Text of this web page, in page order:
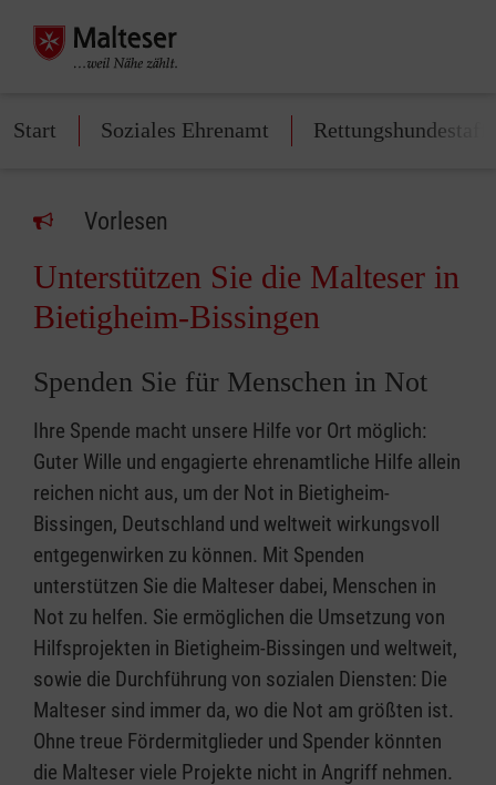
Start Soziales Ehrenamt
Vorlesen
Unterstützen Sie die Malteser in
Bietigheim-Bissingen
Spenden Sie für Menschen in Not
Ihre Spende macht unsere Hilfe vor Ort möglich:
Guter Wille und engagierte ehrenamtliche Hilfe allein
reichen nicht aus, um der Not in Bietigheim-
Bissingen, Deutschland und weltweit wirkungsvoll
entgegenwirken zu können. Mit Spenden
unterstützen Sie die Malteser dabei, Menschen in
Not zu helfen. Sie ermöglichen die Umsetzung von
Hilfsprojekten in Bietigheim-Bissingen und weltweit,
sowie die Durchführung von sozialen Diensten: Die
Malteser sind immer da, wo die Not am größten ist.
Ohne treue Fördermitglieder und Spender könnten
die Malteser viele Projekte nicht in Angriff nehmen.